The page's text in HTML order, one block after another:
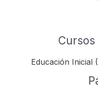
Educación Inicial